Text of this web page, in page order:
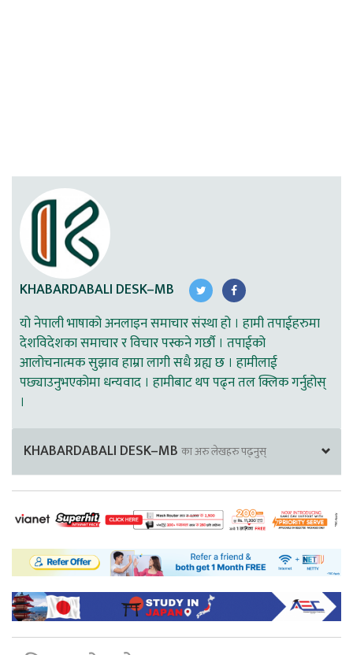
KHABARDABALI DESK–MB
यो नेपाली भाषाको अनलाइन समाचार संस्था हो । हामी तपाईहरुमा
देशविदेशका समाचार र विचार पस्कने गर्छौ । तपाईको
आलोचनात्मक सुझाव हाम्रा लागी सधै ग्रह्य छ । हामीलाई
पछ्याउनुभएकोमा धन्यवाद । हामीबाट थप पढ्न तल क्लिक गर्नुहोस्
।
KHABARDABALI DESK–MB का अरु लेखहरु पढ्नुस्